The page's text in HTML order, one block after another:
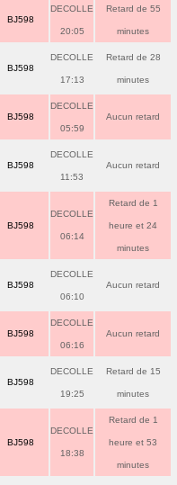
BJ598
DECOLLE
20:05
Retard de 55
minutes
BJ598
DECOLLE
17:13
Retard de 28
minutes
BJ598
DECOLLE
05:59
Aucun retard
BJ598
DECOLLE
11:53
Aucun retard
BJ598
DECOLLE
06:14
Retard de 1
heure et 24
minutes
BJ598
DECOLLE
06:10
Aucun retard
BJ598
DECOLLE
06:16
Aucun retard
BJ598
DECOLLE
19:25
Retard de 15
minutes
BJ598
DECOLLE
18:38
Retard de 1
heure et 53
minutes